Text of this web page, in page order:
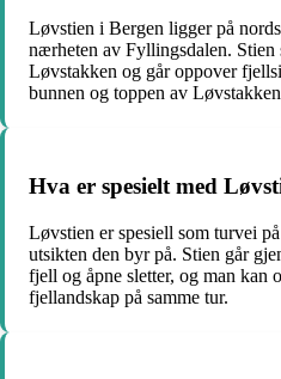
Løvstien i Bergen ligger på
nærheten av Fyllingsdalen. Stien
Løvstakken og går oppover
bunnen og toppen av
Hva er spesielt med
Løvstien er spesiell som turvei
utsikten den byr på. Stien går
fjell og åpne sletter, og man kan
fjellandskap på samme tur.